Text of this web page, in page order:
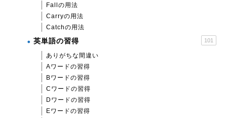
Fallの用法
Carryの用法
Catchの用法
英単語の習得 101
ありがちな間違い
Aワードの習得
Bワードの習得
Cワードの習得
Dワードの習得
Eワードの習得